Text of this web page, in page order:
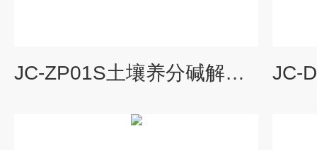
JC-ZP01S土壤养分碱解氮速效钾快速检测仪